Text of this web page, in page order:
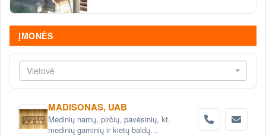
ĮMONĖS
Vietovė
MADISONAS, UAB
Medinių namų, pirčių, pavėsinių, kt.
medinių gaminių ir kietų baldų